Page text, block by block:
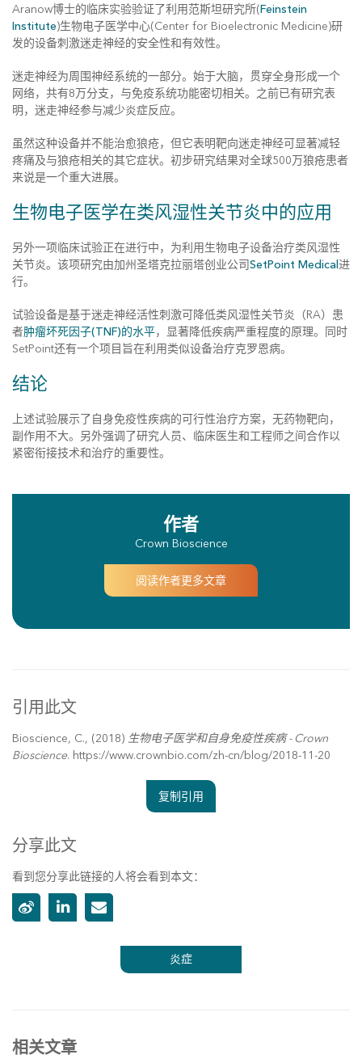
Aranow博士的临床实验验证了利用范斯坦研究所(Feinstein
Institute)生物电子医学中心(Center for Bioelectronic Medicine)研
发的设备刺激迷走神经的安全性和有效性。
迷走神经为周围神经系统的一部分。始于大脑，贯穿全身形成一个
网络，共有8万分支，与免疫系统功能密切相关。之前已有研究表
明，迷走神经参与减少炎症反应。
虽然这种设备并不能治愈狼疮，但它表明靶向迷走神经可显著减轻
疼痛及与狼疮相关的其它症状。初步研究结果对全球500万狼疮患者
来说是一个重大进展。
生物电子医学在类风湿性关节炎中的应用
另外一项临床试验正在进行中，为利用生物电子设备治疗类风湿性
关节炎。该项研究由加州圣塔克拉丽塔创业公司SetPoint Medical进
行。
试验设备是基于迷走神经活性刺激可降低类风湿性关节炎（RA）患
者肿瘤坏死因子(TNF)的水平，显著降低疾病严重程度的原理。同时
SetPoint还有一个项目旨在利用类似设备治疗克罗恩病。
结论
上述试验展示了自身免疫性疾病的可行性治疗方案，无药物靶向，
副作用不大。另外强调了研究人员、临床医生和工程师之间合作以
紧密衔接技术和治疗的重要性。
作者
Crown Bioscience
阅读作者更多文章
引用此文
Bioscience, C., (2018) 生物电子医学和自身免疫性疾病 - Crown
Bioscience. https://www.crownbio.com/zh-cn/blog/2018-11-20
复制引用
分享此文
看到您分享此链接的人将会看到本文：
炎症
相关文章